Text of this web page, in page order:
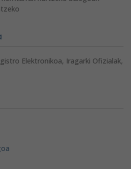
Elektronikoa, Iragarki Ofizialak,